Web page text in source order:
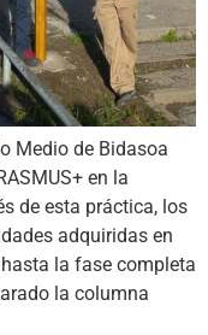
Medio de Bidasoa
en la
de esta práctica, los
adquiridas en
la fase completa
la columna